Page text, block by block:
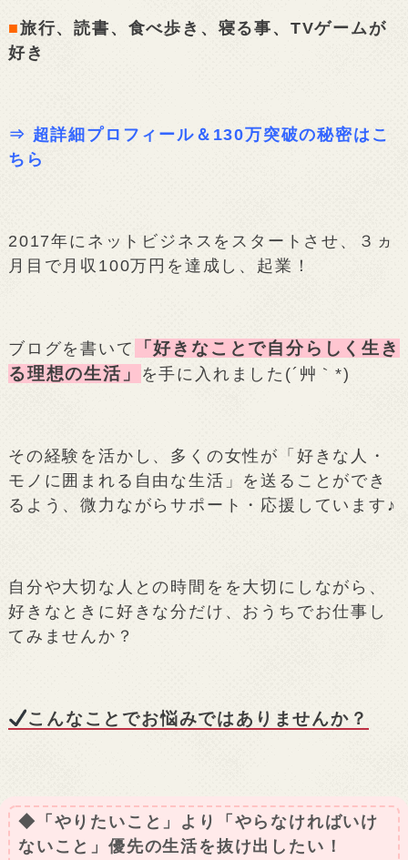
■旅行、読書、食べ歩き、寝る事、TVゲームが
好き
⇒ 超詳細プロフィール＆130万突破の秘密はこ
ちら
2017年にネットビジネスをスタートさせ、３ヵ
月目で月収100万円を達成し、起業！
ブログを書いて
「好きなことで自分らしく生き
る理想の生活」
を手に入れました(´艸｀*)
その経験を活かし、多くの女性が「好きな人・
モノに囲まれる自由な生活」を送ることができ
るよう、微力ながらサポート・応援しています♪
自分や大切な人との時間をを大切にしながら、
好きなときに好きな分だけ、おうちでお仕事し
てみませんか？
こんなことでお悩みではありませんか？
◆「やりたいこと」より「やらなければいけ
ないこと」優先の生活を抜け出したい！